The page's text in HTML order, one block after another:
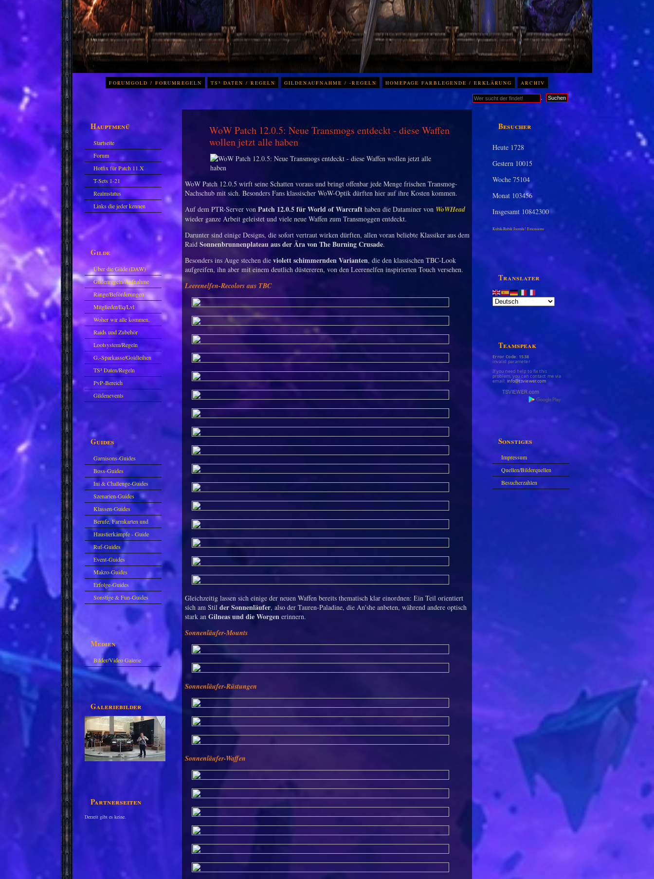
FORUMGOLD / FORUMREGELN TS³ DATEN / REGELN GILDENAUFNAHME / -REGELN HOMEPAGE FARBLEGENDE / ERKLÄRUNG ARCHIV
. Suchen
Hauptmenü
Startseite
Forum
Hotfix für Patch 11.X
T-Sets 1-21
Realmstatus
Links die jeder kennen
sollte?! Oder nicht?
Gilde
Über die Gilde (DAW)
Gildenregeln/Aufnahme
Ränge/Beförderungen
Mitglieder/Eq/Lvl
Woher wir alle kommen.
Raids und Zubehör
Lootsystem/Regeln
G.-Sparkasse/Goldleihen
TS³ Daten/Regeln
PvP-Bereich
Gildenevents
Guides
Garnisons-Guides
Boss-Guides
Ini & Challenge-Guides
Szenarien-Guides
Klassen-Guides
Berufe, Farmkarten und
Haustiere
Haustierkämpfe - Guide
Ruf-Guides
Event-Guides
Makro-Guides
Erfolge-Guides
Sonstige & Fun-Guides
Medien
Bilder/Video Galerie
Galeriebilder
Partnerseiten
Derzeit gibt es keine.
Besucher
Heute 1728
Gestern 10015
Woche75104
Monat 103456
Insgesamt 10842300
Kubik-Rubik Joomla! Extensions
Translater
Teamspeak
Error Code: 1538
invalid parameter
If you need help to fix this
problem, you can contact me via
email: info@tsviewer.com
Sonstiges
Impressum
Quellen/Bilderquellen
Besucherzahlen
WoW Patch 12.0.5: Neue Transmogs entdeckt - diese Waffen
wollen jetzt alle haben
WoW Patch 12.0.5 wirft seine Schatten voraus und bringt offenbar jede Menge frischen Transmog-
Nachschub mit sich. Besonders Fans klassischer WoW-Optik dürften hier auf ihre Kosten kommen.
Auf dem PTR-Server von Patch 12.0.5 für World of Warcrafthaben die Dataminer von WoWHead
wieder ganze Arbeit geleistet und viele neue Waffen zum Transmoggen entdeckt.
Darunter sind einige Designs, die sofort vertraut wirken dürften, allen voran beliebte Klassiker aus dem
Raid Sonnenbrunnenplateau aus der Ära von The Burning Crusade.
Besonders ins Auge stechen die violett schimmernden Varianten, die den klassischen TBC-Look
aufgreifen, ihn aber mit einem deutlich düstereren, von den Leerenelfen inspirierten Touch versehen.
Leerenelfen-Recolors aus TBC
Gleichzeitig lassen sich einige der neuen Waffen bereits thematisch klar einordnen: Ein Teil orientiert
sich am Stil der Sonnenläufer, also der Tauren-Paladine, die An'she anbeten, während andere optisch
stark an Gilneas und die Worgen erinnern.
Sonnenläufer-Mounts
Sonnenläufer-Rüstungen
Sonnenläufer-Waffen